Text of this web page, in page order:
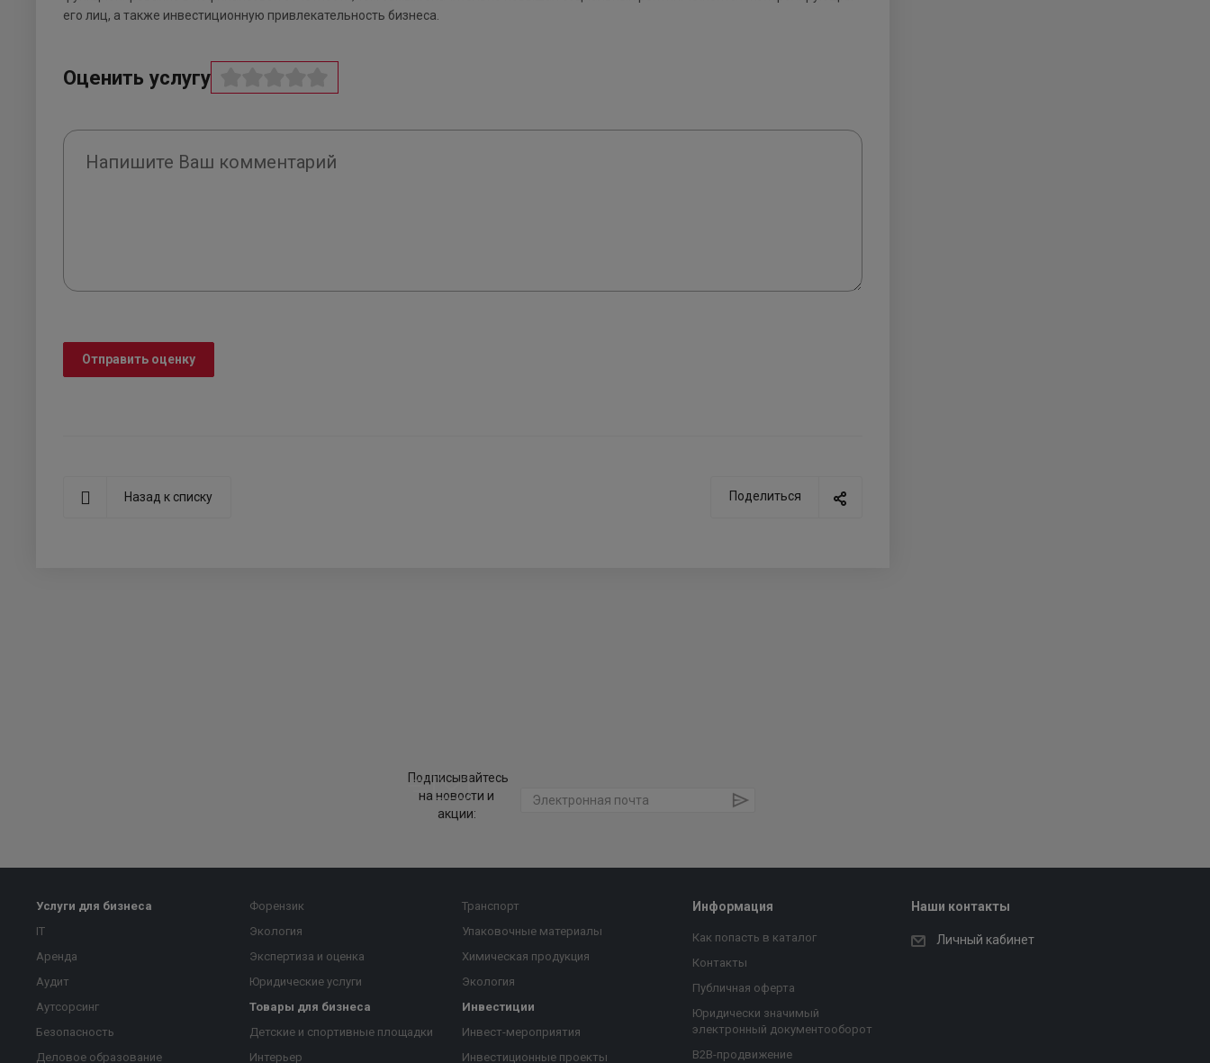
его лиц, а также инвестиционную привлекательность бизнеса.
Оценить услугу
Отправить оценку
Поделиться
Назад к списку
Подписывайтесь
на новости и
акции:
Услуги для бизнеса
IT
Аренда
Аудит
Аутсорсинг
Безопасность
Деловое образование
Форензик
Экология
Экспертиза и оценка
Юридические услуги
Товары для бизнеса
Детские и спортивные площадки
Интерьер
Транспорт
Упаковочные материалы
Химическая продукция
Экология
Инвестиции
Инвест-мероприятия
Инвестиционные проекты
Информация
Как попасть в каталог
Контакты
Публичная оферта
Юридически значимый
электронный документооборот
B2B-продвижение
Наши контакты
Личный кабинет